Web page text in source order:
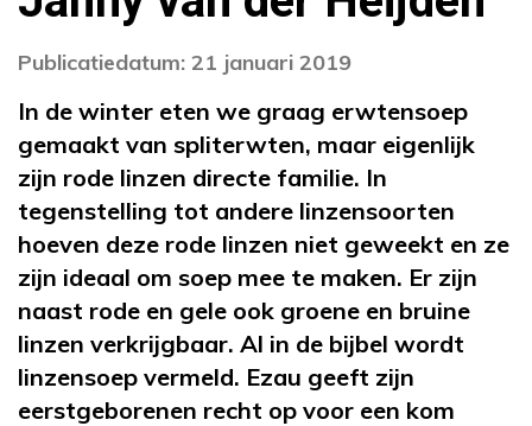
Publicatiedatum: 21 januari 2019
In de winter eten we graag erwtensoep
gemaakt van spliterwten, maar eigenlijk
zijn rode linzen directe familie. In
tegenstelling tot andere linzensoorten
hoeven deze rode linzen niet geweekt en ze
zijn ideaal om soep mee te maken. Er zijn
naast rode en gele ook groene en bruine
linzen verkrijgbaar. Al in de bijbel wordt
linzensoep vermeld. Ezau geeft zijn
eerstgeborenen recht op voor een kom